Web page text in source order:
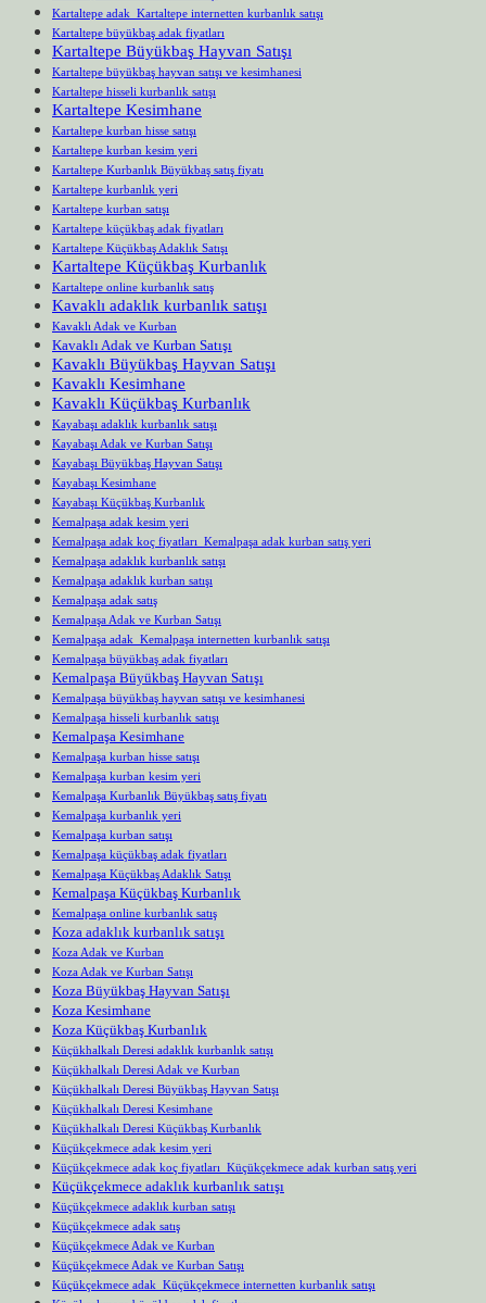
Kartaltepe adak Kartaltepe internetten kurbanlık satışı
Kartaltepe büyükbaş adak fiyatları
Kartaltepe Büyükbaş Hayvan Satışı
Kartaltepe büyükbaş hayvan satışı ve kesimhanesi
Kartaltepe hisseli kurbanlık satışı
Kartaltepe Kesimhane
Kartaltepe kurban hisse satışı
Kartaltepe kurban kesim yeri
Kartaltepe Kurbanlık Büyükbaş satış fiyatı
Kartaltepe kurbanlık yeri
Kartaltepe kurban satışı
Kartaltepe küçükbaş adak fiyatları
Kartaltepe Küçükbaş Adaklık Satışı
Kartaltepe Küçükbaş Kurbanlık
Kartaltepe online kurbanlık satış
Kavaklı adaklık kurbanlık satışı
Kavaklı Adak ve Kurban
Kavaklı Adak ve Kurban Satışı
Kavaklı Büyükbaş Hayvan Satışı
Kavaklı Kesimhane
Kavaklı Küçükbaş Kurbanlık
Kayabaşı adaklık kurbanlık satışı
Kayabaşı Adak ve Kurban Satışı
Kayabaşı Büyükbaş Hayvan Satışı
Kayabaşı Kesimhane
Kayabaşı Küçükbaş Kurbanlık
Kemalpaşa adak kesim yeri
Kemalpaşa adak koç fiyatları Kemalpaşa adak kurban satış yeri
Kemalpaşa adaklık kurbanlık satışı
Kemalpaşa adaklık kurban satışı
Kemalpaşa adak satış
Kemalpaşa Adak ve Kurban Satışı
Kemalpaşa adak Kemalpaşa internetten kurbanlık satışı
Kemalpaşa büyükbaş adak fiyatları
Kemalpaşa Büyükbaş Hayvan Satışı
Kemalpaşa büyükbaş hayvan satışı ve kesimhanesi
Kemalpaşa hisseli kurbanlık satışı
Kemalpaşa Kesimhane
Kemalpaşa kurban hisse satışı
Kemalpaşa kurban kesim yeri
Kemalpaşa Kurbanlık Büyükbaş satış fiyatı
Kemalpaşa kurbanlık yeri
Kemalpaşa kurban satışı
Kemalpaşa küçükbaş adak fiyatları
Kemalpaşa Küçükbaş Adaklık Satışı
Kemalpaşa Küçükbaş Kurbanlık
Kemalpaşa online kurbanlık satış
Koza adaklık kurbanlık satışı
Koza Adak ve Kurban
Koza Adak ve Kurban Satışı
Koza Büyükbaş Hayvan Satışı
Koza Kesimhane
Koza Küçükbaş Kurbanlık
Küçükhalkalı Deresi adaklık kurbanlık satışı
Küçükhalkalı Deresi Adak ve Kurban
Küçükhalkalı Deresi Büyükbaş Hayvan Satışı
Küçükhalkalı Deresi Kesimhane
Küçükhalkalı Deresi Küçükbaş Kurbanlık
Küçükçekmece adak kesim yeri
Küçükçekmece adak koç fiyatları Küçükçekmece adak kurban satış yeri
Küçükçekmece adaklık kurbanlık satışı
Küçükçekmece adaklık kurban satışı
Küçükçekmece adak satış
Küçükçekmece Adak ve Kurban
Küçükçekmece Adak ve Kurban Satışı
Küçükçekmece adak Küçükçekmece internetten kurbanlık satışı